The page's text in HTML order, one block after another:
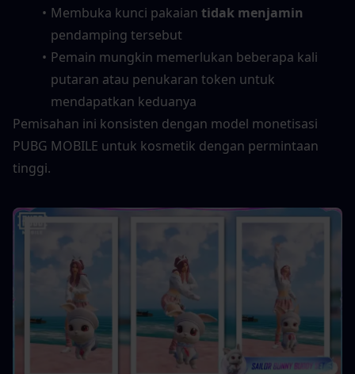
Membuka kunci pakaian tidak menjamin
pendamping tersebut
Pemain mungkin memerlukan beberapa kali
putaran atau penukaran token untuk
mendapatkan keduanya
Pemisahan ini konsisten dengan model monetisasi
PUBG MOBILE untuk kosmetik dengan permintaan
tinggi.